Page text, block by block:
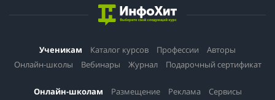
Ученикам Каталог курсов Профессии
Авторы
Онлайн-школы
Вебинары Журнал Подарочный сертификат
Онлайн-школам Размещение Реклама Сервисы